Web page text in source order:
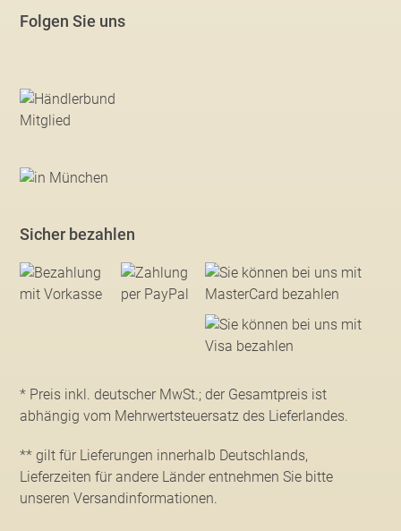
Folgen Sie uns
Sicher bezahlen
* Preis inkl. deutscher MwSt.; der Gesamtpreis ist
abhängig vom Mehrwertsteuersatz des Lieferlandes.
** gilt für Lieferungen innerhalb Deutschlands,
Lieferzeiten für andere Länder entnehmen Sie bitte
unseren Versandinformationen.